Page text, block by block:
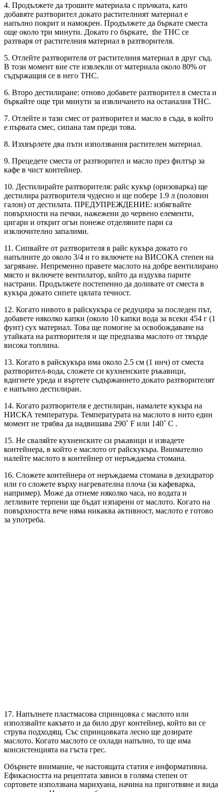
4. Продължете да трошите материала с пръчката, като
добавяте разтворител докато растителният материал е
напълно покрит и намокрен. Продължете да бъркате сместа
още около три минути. Докато го бъркате, the THC се
разтваря от растителния материал в разтворителя.
5. Отлейте разтворителя от растителния материал в друг съд.
В този момент вие сте извлекли от материала около 80% от
съдържащия се в него THC.
6. Второ дестилиране: отново добавете разтворител в сместа и
бъркайте още три минути за извличането на останалия THC.
7. Отлейте и тази смес от разтворител и масло в съда, в който
е първата смес, сипана там преди това.
8. Изхвърлете два пъти използвания растителен материал.
9. Прецедете сместа от разтворител и масло през филтър за
кафе в чист контейнер.
10. Дестилирайте разтворителя: райс кукър (оризоварка) ще
дестилира разтворителя чудесно и ще побере 1.9 л (половин
галон) от дестилата. ПРЕДУПРЕЖДЕНИЕ: избягвайте
повърхности на печки, нажежени до червено елементи,
цигари и открит огън понеже отделяните пари са
изключително запалими.
11. Сипвайте от разтворителя в райс кукъра докато го
напълните до около 3/4 и го включете на ВИСОКА степен на
загряване. Непременно правете маслото на добре вентилирано
място и включете вентилатор, който да издухва парите
настрани. Продължете постепенно да доливате от сместа в
кукъра докато сипете цялата течност.
12. Когато нивото в райскукъра се редуцира за последен път,
добавете няколко капки (около 10 капки вода за всеки 454 г (1
фунт) сух материал. Това ще помогне за освобождаване на
утайката на разтворителя и ще предпазва маслото от твърде
висока топлина.
13. Когато в райскукъра има около 2.5 см (1 инч) от сместа
разтворител-вода, сложете си кухненските ръкавици,
вдигнете уреда и въртете съдържанието докато разтворителят
е напълно дестилиран.
14. Когато разтворителя е дестилиран, намалете кукъра на
НИСКА температура. Температурата на маслото в нито един
момент не трябва да надвишава 290˚ F или 140˚ C .
15. Не сваляйте кухненските си ръкавици и извадете
контейнера, в който е маслото от райскукъра. Внимателно
налейте маслото в контейнер от неръждаема стомана.
16. Сложете контейнера от неръждаема стомана в дехидратор
или го сложете върху нагревателна плоча (за кафеварка,
например). Може да отнеме няколко часа, но водата и
летливите терпени ще бъдат изпарени от маслото. Когато на
повърхността вече няма никаква активност, маслото е готово
за употреба.
17. Напълнете пластмасова спринцовка с маслото или
използвайте какъвто и да било друг контейнер, който ви се
струва подходящ. Със спринцовката лесно ще дозирате
маслото. Когато маслото се охлади напълно, то ще има
консистенцията на гъста грес.
Обърнете внимание, че настоящата статия е информативна.
Ефикасността на рецептата зависи в голяма степен от
сортовете използвана марихуана, начина на приготвяне и вида